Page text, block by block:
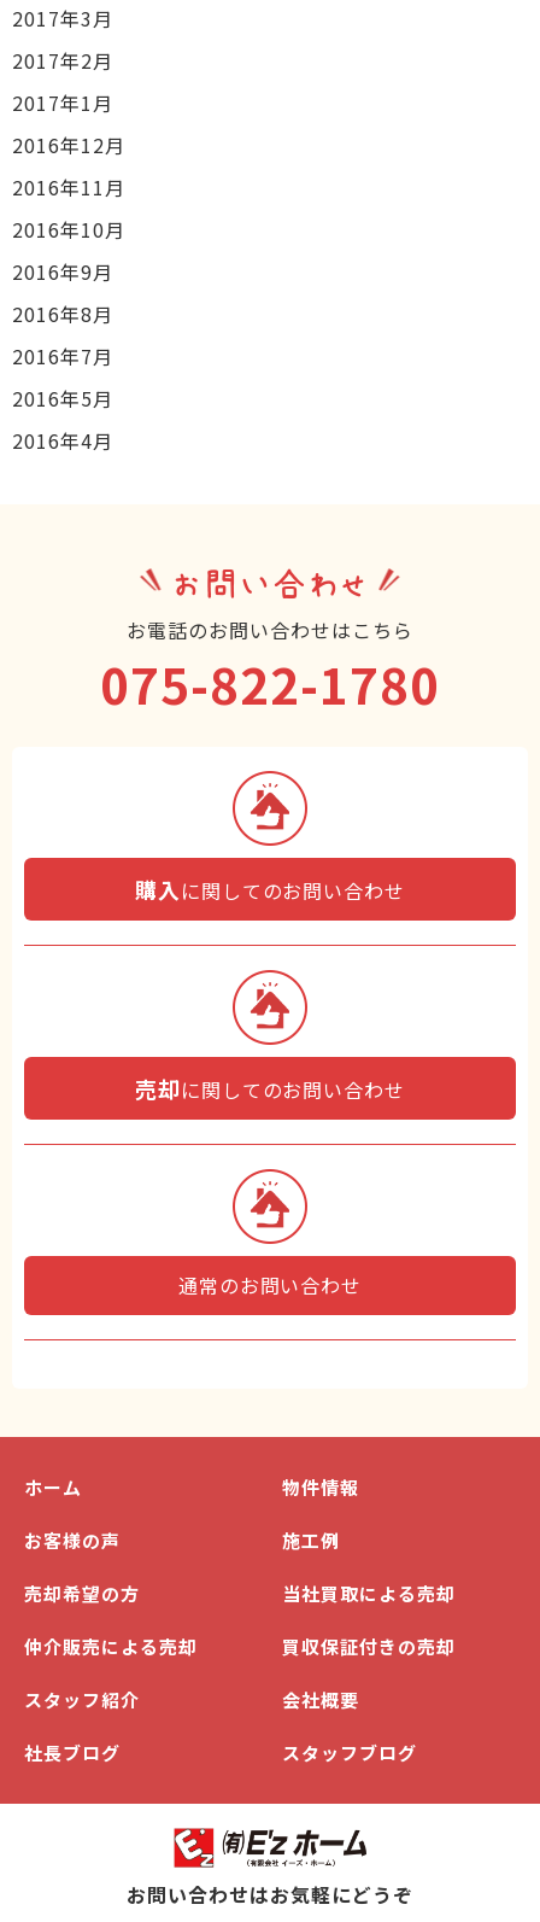
2017年3月
2017年2月
2017年1月
2016年12月
2016年11月
2016年10月
2016年9月
2016年8月
2016年7月
2016年5月
2016年4月
お問い合わせ
お電話のお問い合わせはこちら
075-822-1780
購入 に関してのお問い合わせ
売却に関してのお問い合わせ
通常のお問い合わせ
ホーム 物件情報
お客様の声 施工例
売却希望の方 当社買取による売却
仲介販売による売却 買収保証付きの売却
スタッフ紹介 会社概要
社長ブログ スタッフブログ
お問い合わせはお気軽にどうぞ